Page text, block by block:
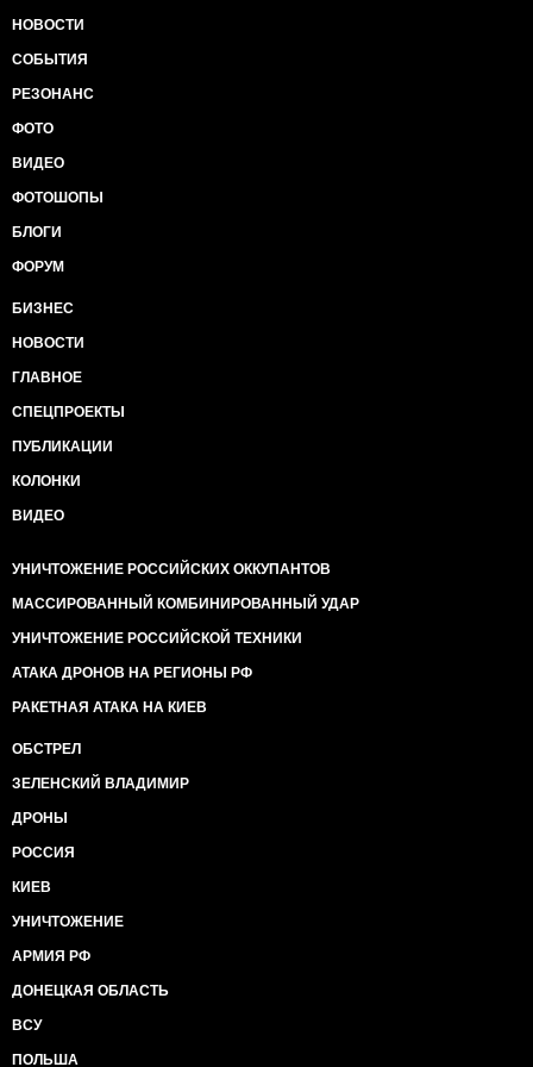
НОВОСТИ
СОБЫТИЯ
РЕЗОНАНС
ФОТО
ВИДЕО
ФОТОШОПЫ
БЛОГИ
ФОРУМ
БИЗНЕС
НОВОСТИ
ГЛАВНОЕ
СПЕЦПРОЕКТЫ
ПУБЛИКАЦИИ
КОЛОНКИ
ВИДЕО
УНИЧТОЖЕНИЕ РОССИЙСКИХ ОККУПАНТОВ
МАССИРОВАННЫЙ КОМБИНИРОВАННЫЙ УДАР
УНИЧТОЖЕНИЕ РОССИЙСКОЙ ТЕХНИКИ
АТАКА ДРОНОВ НА РЕГИОНЫ РФ
РАКЕТНАЯ АТАКА НА КИЕВ
ОБСТРЕЛ
ЗЕЛЕНСКИЙ ВЛАДИМИР
ДРОНЫ
РОССИЯ
КИЕВ
УНИЧТОЖЕНИЕ
АРМИЯ РФ
ДОНЕЦКАЯ ОБЛАСТЬ
ВСУ
ПОЛЬША